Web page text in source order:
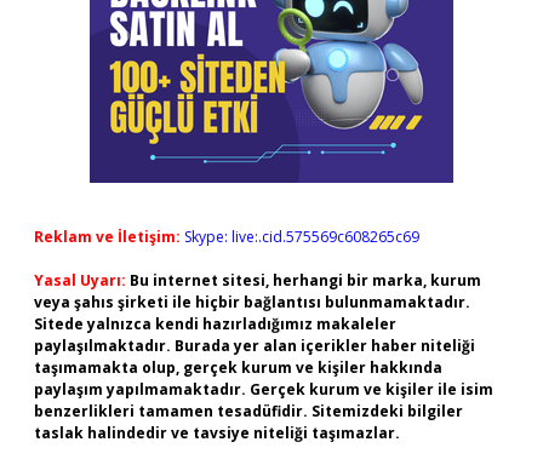
Reklam ve İletişim: Skype: live:.cid.575569c608265c69
Yasal Uyarı: Bu internet sitesi, herhangi bir marka, kurum
veya şahıs şirketi ile hiçbir bağlantısı bulunmamaktadır.
Sitede yalnızca kendi hazırladığımız makaleler
paylaşılmaktadır. Burada yer alan içerikler haber niteliği
taşımamakta olup, gerçek kurum ve kişiler hakkında
paylaşım yapılmamaktadır. Gerçek kurum ve kişiler ile isim
benzerlikleri tamamen tesadüfidir. Sitemizdeki bilgiler
taslak halindedir ve tavsiye niteliği taşımazlar.